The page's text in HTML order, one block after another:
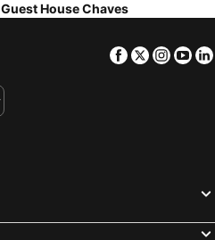
Guest House Chaves
Facebook
Twitter